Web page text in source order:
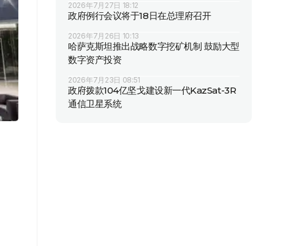
2026年7月27日 18:12
政府例行会议将于18日在总理府召开
2026年7月26日 10:13
哈萨克斯坦推出战略数字挖矿机制 鼓励大型
数字资产投资
2026年7月23日 08:51
政府拨款104亿坚戈建设新一代KazSat-3R
通信卫星系统